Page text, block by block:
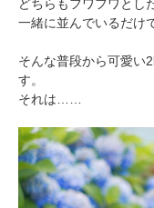
どちらもフワフワとし
一緒に並んでいるだけ
そんな普段から可愛い
す。
それは……